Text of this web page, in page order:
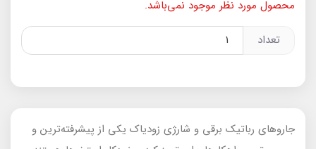
محصول مورد نظر موجود نمی‌باشد.
تعداد
جاروهای رباتیک برقی و شارژی زودیاک یکی از پیشرفته‌ترین و